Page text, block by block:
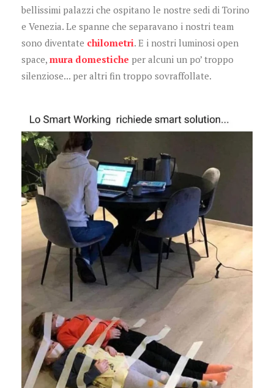
bellissimi palazzi che ospitano le nostre sedi di Torino
e Venezia. Le spanne che separavano i nostri team
sono diventate chilometri. E i nostri luminosi open
space, mura domestiche per alcuni un po’ troppo
silenziose... per altri fin troppo sovraffollate.